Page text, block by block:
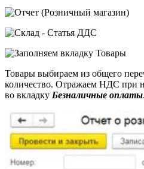
Товары выбираем из общего
количество. Отражаем НДС при
во вкладку Безналичные оплаты.